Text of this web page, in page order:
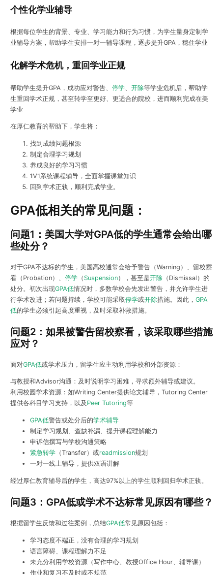
个性化学业辅导
根据每位学生的背景、专业、学习能力和行为习惯，为学生量身定制学
业辅导方案，帮助学生安排一对一辅导课程，逐步提升GPA，稳住学业
化解学术危机，重回学业正规
帮助学生提升GPA，成功应对警告、 停学、 开除等学业危机后，帮助学
生重回学术正规，甚至转学至更好、更适合的院校，进而顺利完成在美
学业
在厚仁教育的帮助下，学生将：
找到成绩问题根源
制定合理学习规划
养成良好的学习习惯
1V1系统课程辅导，全面掌握课堂知识
回到学术正轨，顺利完成学业。
GPA低相关的常见问题：
问题1：美国大学对GPA低的学生通常会给出哪
些处分？
对于GPA不达标的学生，美国高校通常会给予警告（Warning）、留校察
看（Probation）、 停学（ Suspension），甚至是开除（Dismissal）的
处分。初次出现GPA低情况时，多数学校会先发出警告，并允许学生进
行学术改进；若问题持续，学校可能采取停学或开除措施。因此， GPA
低的学生必须引起高度重视，及时采取补救措施。
问题2：如果被警告留校察看，该采取哪些措施
应对？
面对GPA低或学术压力，留学生应主动利用学校和外部资源：
与教授和Advisor沟通：及时说明学习困难，寻求额外辅导或建议。
利用校园学术资源：如Writing Center提供论文辅导，Tutoring Center
提供各科目学习支持，以及 Peer Tutoring等
GPA低警告或处分后的学术辅导
制定学习规划、查缺补漏、提升课程理解能力
申诉信撰写与学校沟通策略
紧急转学（Transfer）或readmission规划
一对一线上辅导，提供双语讲解
经过厚仁教育辅导后的学生，高达97%以上的学生顺利回归学术正轨。
问题3：GPA低或学术不达标常见原因有哪些？
根据留学生反馈和过往案例，总结GPA低常见原因包括：
学习态度不端正，没有合理的学习规划
语言障碍、课程理解力不足
未充分利用学校资源（写作中心、教授Office Hour、辅导课）
作业和复习不及时或不规范